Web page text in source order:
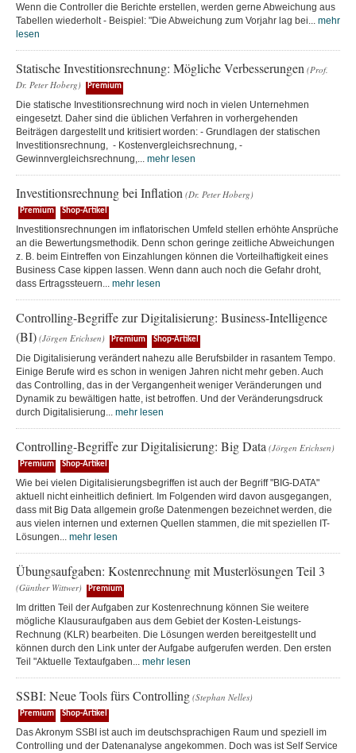
Wenn die Controller die Berichte erstellen, werden gerne Abweichung aus
Tabellen wiederholt - Beispiel: "Die Abweichung zum Vorjahr lag bei... mehr
lesen
Statische Investitionsrechnung: Mögliche Verbesserungen (Prof.
Dr. Peter Hoberg)
Premium
Die statische Investitionsrechnung wird noch in vielen Unternehmen
eingesetzt. Daher sind die üblichen Verfahren in vorhergehenden
Beiträgen dargestellt und kritisiert worden: - Grundlagen der statischen
Investitionsrechnung, - Kostenvergleichsrechnung, -
Gewinnvergleichsrechnung,... mehr lesen
Investitionsrechnung bei Inflation (Dr. Peter Hoberg)
Premium Shop-Artikel
Investitionsrechnungen im inflatorischen Umfeld stellen erhöhte Ansprüche
an die Bewertungsmethodik. Denn schon geringe zeitliche Abweichungen
z. B. beim Eintreffen von Einzahlungen können die Vorteilhaftigkeit eines
Business Case kippen lassen. Wenn dann auch noch die Gefahr droht,
dass Ertragssteuern... mehr lesen
Controlling-Begriffe zur Digitalisierung: Business-Intelligence
(BI) (Jörgen Erichsen) Premium Shop-Artikel
Die Digitalisierung verändert nahezu alle Berufsbilder in rasantem Tempo.
Einige Berufe wird es schon in wenigen Jahren nicht mehr geben. Auch
das Controlling, das in der Vergangenheit weniger Veränderungen und
Dynamik zu bewältigen hatte, ist betroffen. Und der Veränderungsdruck
durch Digitalisierung... mehr lesen
Controlling-Begriffe zur Digitalisierung: Big Data (Jörgen Erichsen)
Premium Shop-Artikel
Wie bei vielen Digitalisierungsbegriffen ist auch der Begriff "BIG-DATA"
aktuell nicht einheitlich definiert. Im Folgenden wird davon ausgegangen,
dass mit Big Data allgemein große Datenmengen bezeichnet werden, die
aus vielen internen und externen Quellen stammen, die mit speziellen IT-
Lösungen... mehr lesen
Übungsaufgaben: Kostenrechnung mit Musterlösungen Teil 3
(Günther Wittwer) Premium
Im dritten Teil der Aufgaben zur Kostenrechnung können Sie weitere
mögliche Klausuraufgaben aus dem Gebiet der Kosten-Leistungs-
Rechnung (KLR) bearbeiten. Die Lösungen werden bereitgestellt und
können durch den Link unter der Aufgabe aufgerufen werden. Den ersten
Teil "Aktuelle Textaufgaben... mehr lesen
SSBI: Neue Tools fürs Controlling (Stephan Nelles)
Premium Shop-Artikel
Das Akronym SSBI ist auch im deutschsprachigen Raum und speziell im
Controlling und der Datenanalyse angekommen. Doch was ist Self Service